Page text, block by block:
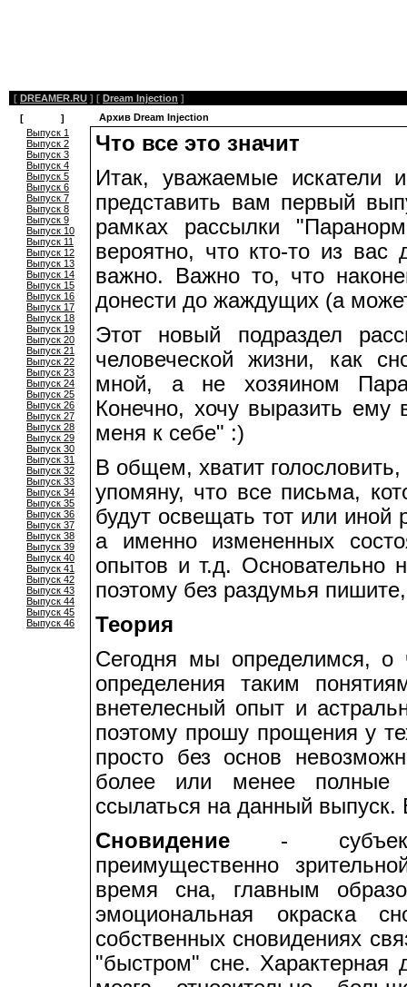
[ DREAMER.RU ] [ Dream Injection ]
[
]
Выпуск 1
Выпуск 2
Выпуск 3
Выпуск 4
Выпуск 5
Выпуск 6
Выпуск 7
Выпуск 8
Выпуск 9
Выпуск 10
Выпуск 11
Выпуск 12
Выпуск 13
Выпуск 14
Выпуск 15
Выпуск 16
Выпуск 17
Выпуск 18
Выпуск 19
Выпуск 20
Выпуск 21
Выпуск 22
Выпуск 23
Выпуск 24
Выпуск 25
Выпуск 26
Выпуск 27
Выпуск 28
Выпуск 29
Выпуск 30
Выпуск 31
Выпуск 32
Выпуск 33
Выпуск 34
Выпуск 35
Выпуск 36
Выпуск 37
Выпуск 38
Выпуск 39
Выпуск 40
Выпуск 41
Выпуск 42
Выпуск 43
Выпуск 44
Выпуск 45
Выпуск 46
Архив Dream Injection
Что все это значит
Итак, уважаемые искатели
представить вам первый
рамках рассылки
вероятно, что кто-то из
важно. Важно то, что
донести до жаждущих (а
Этот новый подраздел
человеческой жизни, как
мной, а не хозяином
Конечно, хочу выразить ему
меня к себе" :)
В общем, хватит
упомяну, что все письма,
будут освещать тот или иной
а именно измененных
опытов и т.д. Основательно
поэтому без раздумья
Теория
Сегодня мы определимся,
определения таким
внетелесный опыт и
поэтому прошу прощения у
просто без основ
более или менее полные
ссылаться на данный выпуск.
Сновидение -
преимущественно
время сна, главным
эмоциональная окраска
собственных сновидениях
"быстром" сне. Характерная